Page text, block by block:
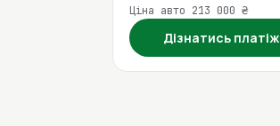
Ціна авто 213 000 ₴
Дізнатись платіж